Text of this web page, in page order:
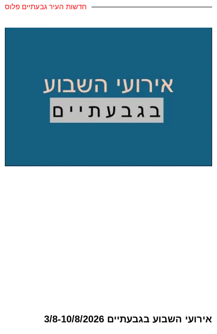
חדשות העיר גבעתיים פלוס
אירועי השבוע בגבעתיים 3/8-10/8/2026